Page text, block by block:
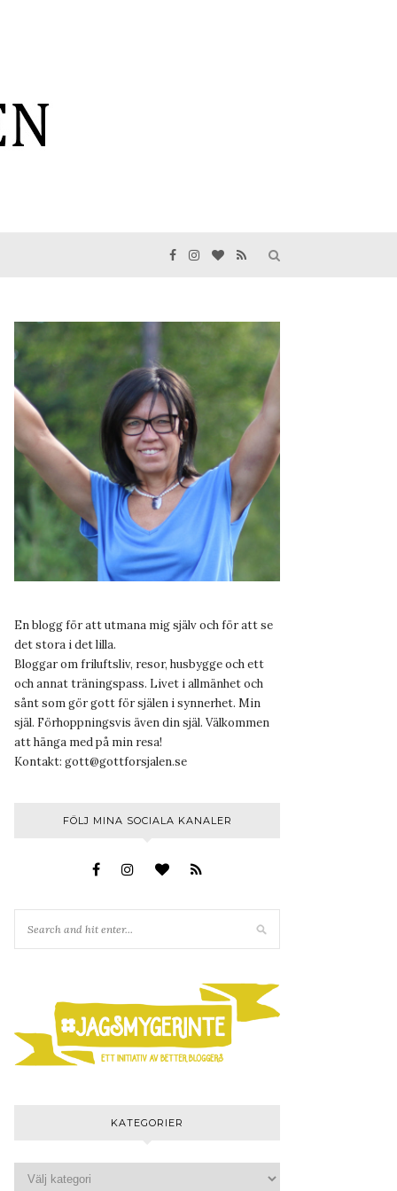
En blogg för att utmana mig själv och för att se
det stora i det lilla.
Bloggar om friluftsliv, resor, husbygge och ett
och annat träningspass. Livet i allmänhet och
sånt som gör gott för själen i synnerhet. Min
själ. Förhoppningsvis även din själ. Välkommen
att hänga med på min resa!
Kontakt: gott@gottforsjalen.se
FÖLJ MINA SOCIALA KANALER
KATEGORIER